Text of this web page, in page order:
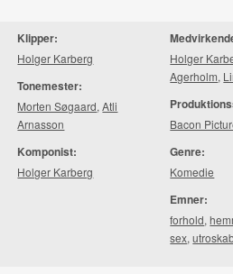
Klipper:
Holger Karberg
Tonemester:
Morten Søgaard,Atli
Arnasson
Komponist:
Holger Karberg
Holger
Agerholm,
Bacon
Genre:
Komedie
Emner:
forhold,
sex,